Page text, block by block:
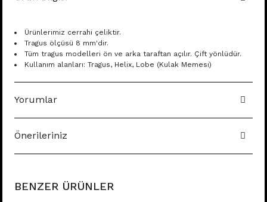
Ürünlerimiz cerrahi çeliktir.
Tragus ölçüsü 8 mm'dir.
Tüm tragus modelleri ön ve arka taraftan açılır. Çift yönlüdür.
Kullanım alanları: Tragus, Helix, Lobe (Kulak Memesi)
Yorumlar
Önerileriniz
BENZER ÜRÜNLER